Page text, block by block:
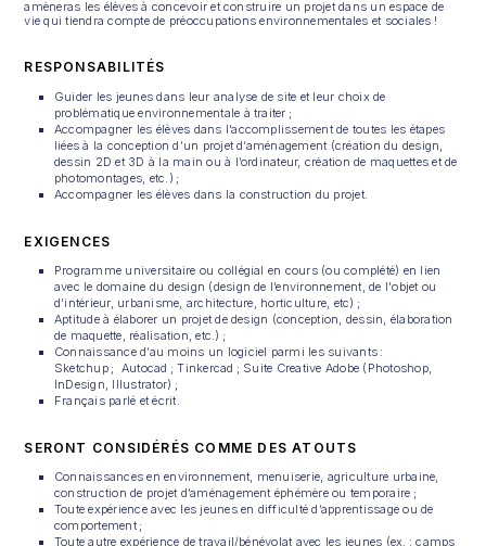
amèneras les élèves à concevoir et construire un projet dans un espace de
vie qui tiendra compte de préoccupations environnementales et sociales !
RESPONSABILITÉS
Guider les jeunes dans leur analyse de site et leur choix de
problématique environnementale à traiter ;
Accompagner les élèves dans l’accomplissement de toutes les étapes
liées à la conception d’un projet d’aménagement (création du design,
dessin 2D et 3D à la main ou à l’ordinateur, création de maquettes et de
photomontages, etc.) ;
Accompagner les élèves dans la construction du projet.
EXIGENCES
Programme universitaire ou collégial en cours (ou complété) en lien
avec le domaine du design (design de l’environnement, de l'objet ou
d’intérieur, urbanisme, architecture, horticulture, etc) ;
Aptitude à élaborer un projet de design (conception, dessin, élaboration
de maquette, réalisation, etc.) ;
Connaissance d’au moins un logiciel parmi les suivants :
Sketchup ; Autocad ; Tinkercad ; Suite Creative Adobe (Photoshop,
InDesign, Illustrator) ;
Français parlé et écrit.
SERONT CONSIDÉRÉS COMME DES ATOUTS
Connaissances en environnement, menuiserie, agriculture urbaine,
construction de projet d’aménagement éphémère ou temporaire ;
Toute expérience avec les jeunes en difficulté d’apprentissage ou de
comportement ;
Toute autre expérience de travail/bénévolat avec les jeunes (ex. : camps